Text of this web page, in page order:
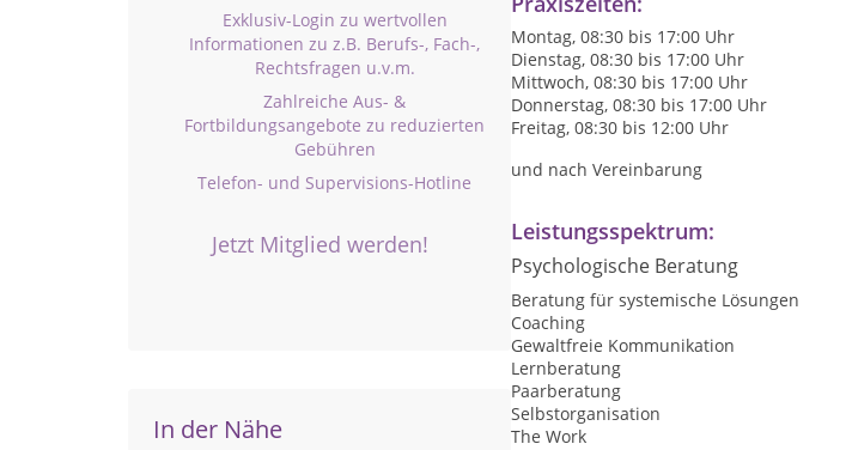
Exklusiv-Login zu wertvollen
Informationen zu z.B. Berufs-, Fach-,
Rechtsfragen u.v.m.
Zahlreiche Aus- &
Fortbildungsangebote zu reduzierten
Gebühren
Telefon- und Supervisions-Hotline
Jetzt Mitglied werden!
In der Nähe
Montag, 08:30 bis 17:00 Uhr
Dienstag, 08:30 bis 17:00 Uhr
Mittwoch, 08:30 bis 17:00 Uhr
Donnerstag, 08:30 bis 17:00 Uhr
Freitag, 08:30 bis 12:00 Uhr
und nach Vereinbarung
Leistungsspektrum:
Psychologische Beratung
Beratung für systemische Lösungen
Coaching
Gewaltfreie Kommunikation
Lernberatung
Paarberatung
Selbstorganisation
The Work